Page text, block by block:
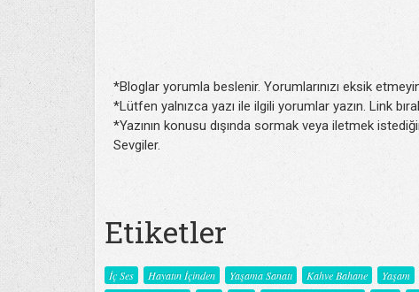
*Bloglar yorumla beslenir. Yorumlarınızı eksik
*Lütfen yalnızca yazı ile ilgili yorumlar yazın. Link
*Yazının konusu dışında sormak veya iletmek
Sevgiler.
Etiketler
İç Ses Hayatın İçinden Yaşama Sanatı Kahve Bahane Yaşam